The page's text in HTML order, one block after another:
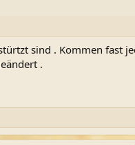
sind . Kommen fast
.